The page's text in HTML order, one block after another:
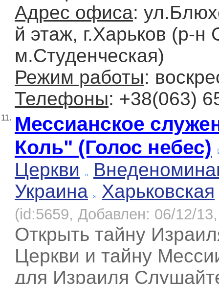
Адрес офиса:
й этаж, г.Харьков (р-н
м.Студенческая)
Режим работы:
Телефоны: +38(063)
11. Мессианское
Коль" (Голос небес)
Церкви
Украина
Харьковская
(id:5659, Добавлен: 06/12/
Открыть тайну
Церкви и тайну
для Израиля